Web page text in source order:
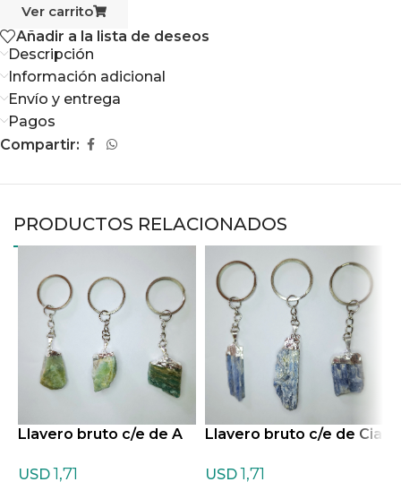
Ver carrito
Añadir a la lista de deseos
Descripción
Información adicional
Envío y entrega
Pagos
Compartir:
PRODUCTOS RELACIONADOS
Llavero bruto c/e de A
USD 1,71
Llavero bruto c/e de Cia
USD 1,71